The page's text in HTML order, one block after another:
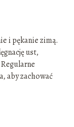
i pękanie zimą.
ust,
aby zachować